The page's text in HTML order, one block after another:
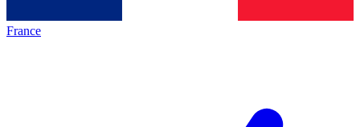
France